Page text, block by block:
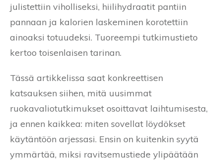
julistettiin viholliseksi, hiilihydraatit pantiin
pannaan ja kalorien laskeminen korotettiin
ainoaksi totuudeksi. Tuoreempi tutkimustieto
kertoo toisenlaisen tarinan.
Tässä artikkelissa saat konkreettisen
katsauksen siihen, mitä uusimmat
ruokavaliotutkimukset osoittavat laihtumisesta,
ja ennen kaikkea: miten sovellat löydökset
käytäntöön arjessasi. Ensin on kuitenkin syytä
ymmärtää, miksi ravitsemustiede ylipäätään